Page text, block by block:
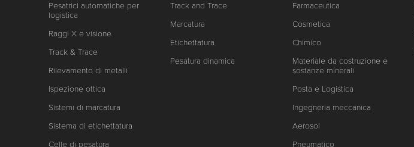
Pesatrici automatiche per
logistica
Raggi X e visione
Track & Trace
Rilevamento di metalli
Ispezione ottica
Sistemi di marcatura
Sistema di etichettatura
Celle di pesatura
Track and Trace
Marcatura
Etichettatura
Pesatura dinamica
Farmaceutica
Cosmetica
Chimico
Materiale da costruzione e
sostanze minerali
Posta e Logistica
Ingegneria meccanica
Aerosol
Pneumatico